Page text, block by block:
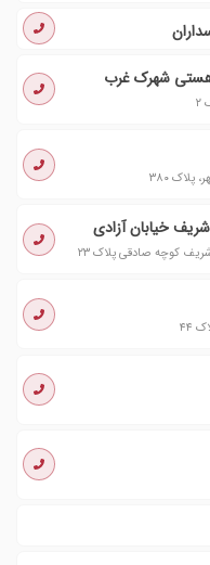
هستی شهرک غرب
۳۸۰
خیابان آزادی
کوچه صادقی پلاک ۲۳